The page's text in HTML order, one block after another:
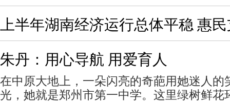
上半年湖南经济运行总体平稳 惠
朱丹：用心导航 用爱育人
在中原大地上，一朵闪亮的奇葩用她迷人的
光，她就是郑州市第一中学。这里绿树鲜花